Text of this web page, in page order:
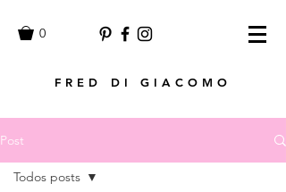
0
FRED DI GIACOMO
Post
Todos posts